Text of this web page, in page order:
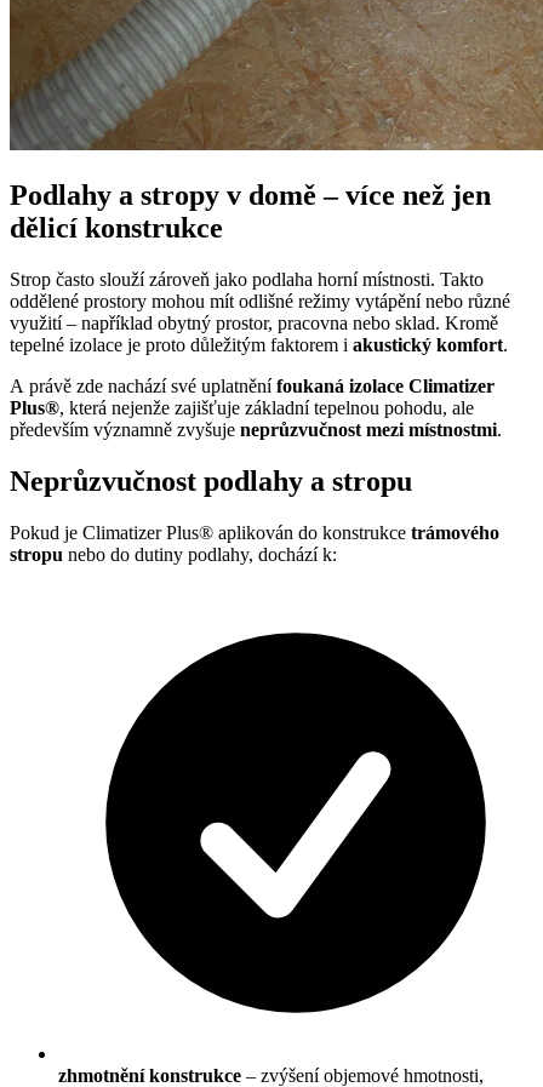
Podlahy a stropy v domě – více než jen
dělicí konstrukce
Strop často slouží zároveň jako podlaha horní místnosti. Takto
oddělené prostory mohou mít odlišné režimy vytápění nebo různé
využití – například obytný prostor, pracovna nebo sklad. Kromě
tepelné izolace je proto důležitým faktorem i akustický komfort.
A právě zde nachází své uplatněnífoukaná izolace Climatizer
Plus®, která nejenže zajišťuje základní tepelnou pohodu, ale
především významně zvyšuje neprůzvučnost mezi místnostmi.
Neprůzvučnost podlahy a stropu
Pokud je Climatizer Plus® aplikován do konstrukce trámového
stropu nebo do dutiny podlahy, dochází k:
zhmotnění konstrukce – zvýšení objemové hmotnosti,